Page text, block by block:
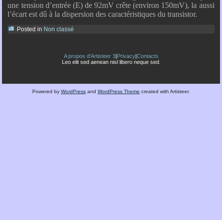
une tension d’entrée (E) de 92mV crête (environ 150mV), la aussi
l’écart est dû à la dispersion des caractéristiques du transistor.
Posted in Non classé
A propos d'Artisteer 3|Privacy|Contacts
Leo elit sed aenean nisl libero neque sed.
Powered by WordPress and WordPress Theme created with Artisteer.